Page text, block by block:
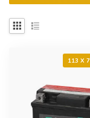
113 X